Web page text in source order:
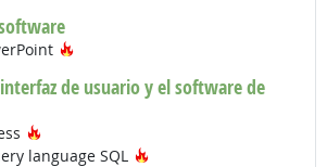
de usuario y el software de
language SQL